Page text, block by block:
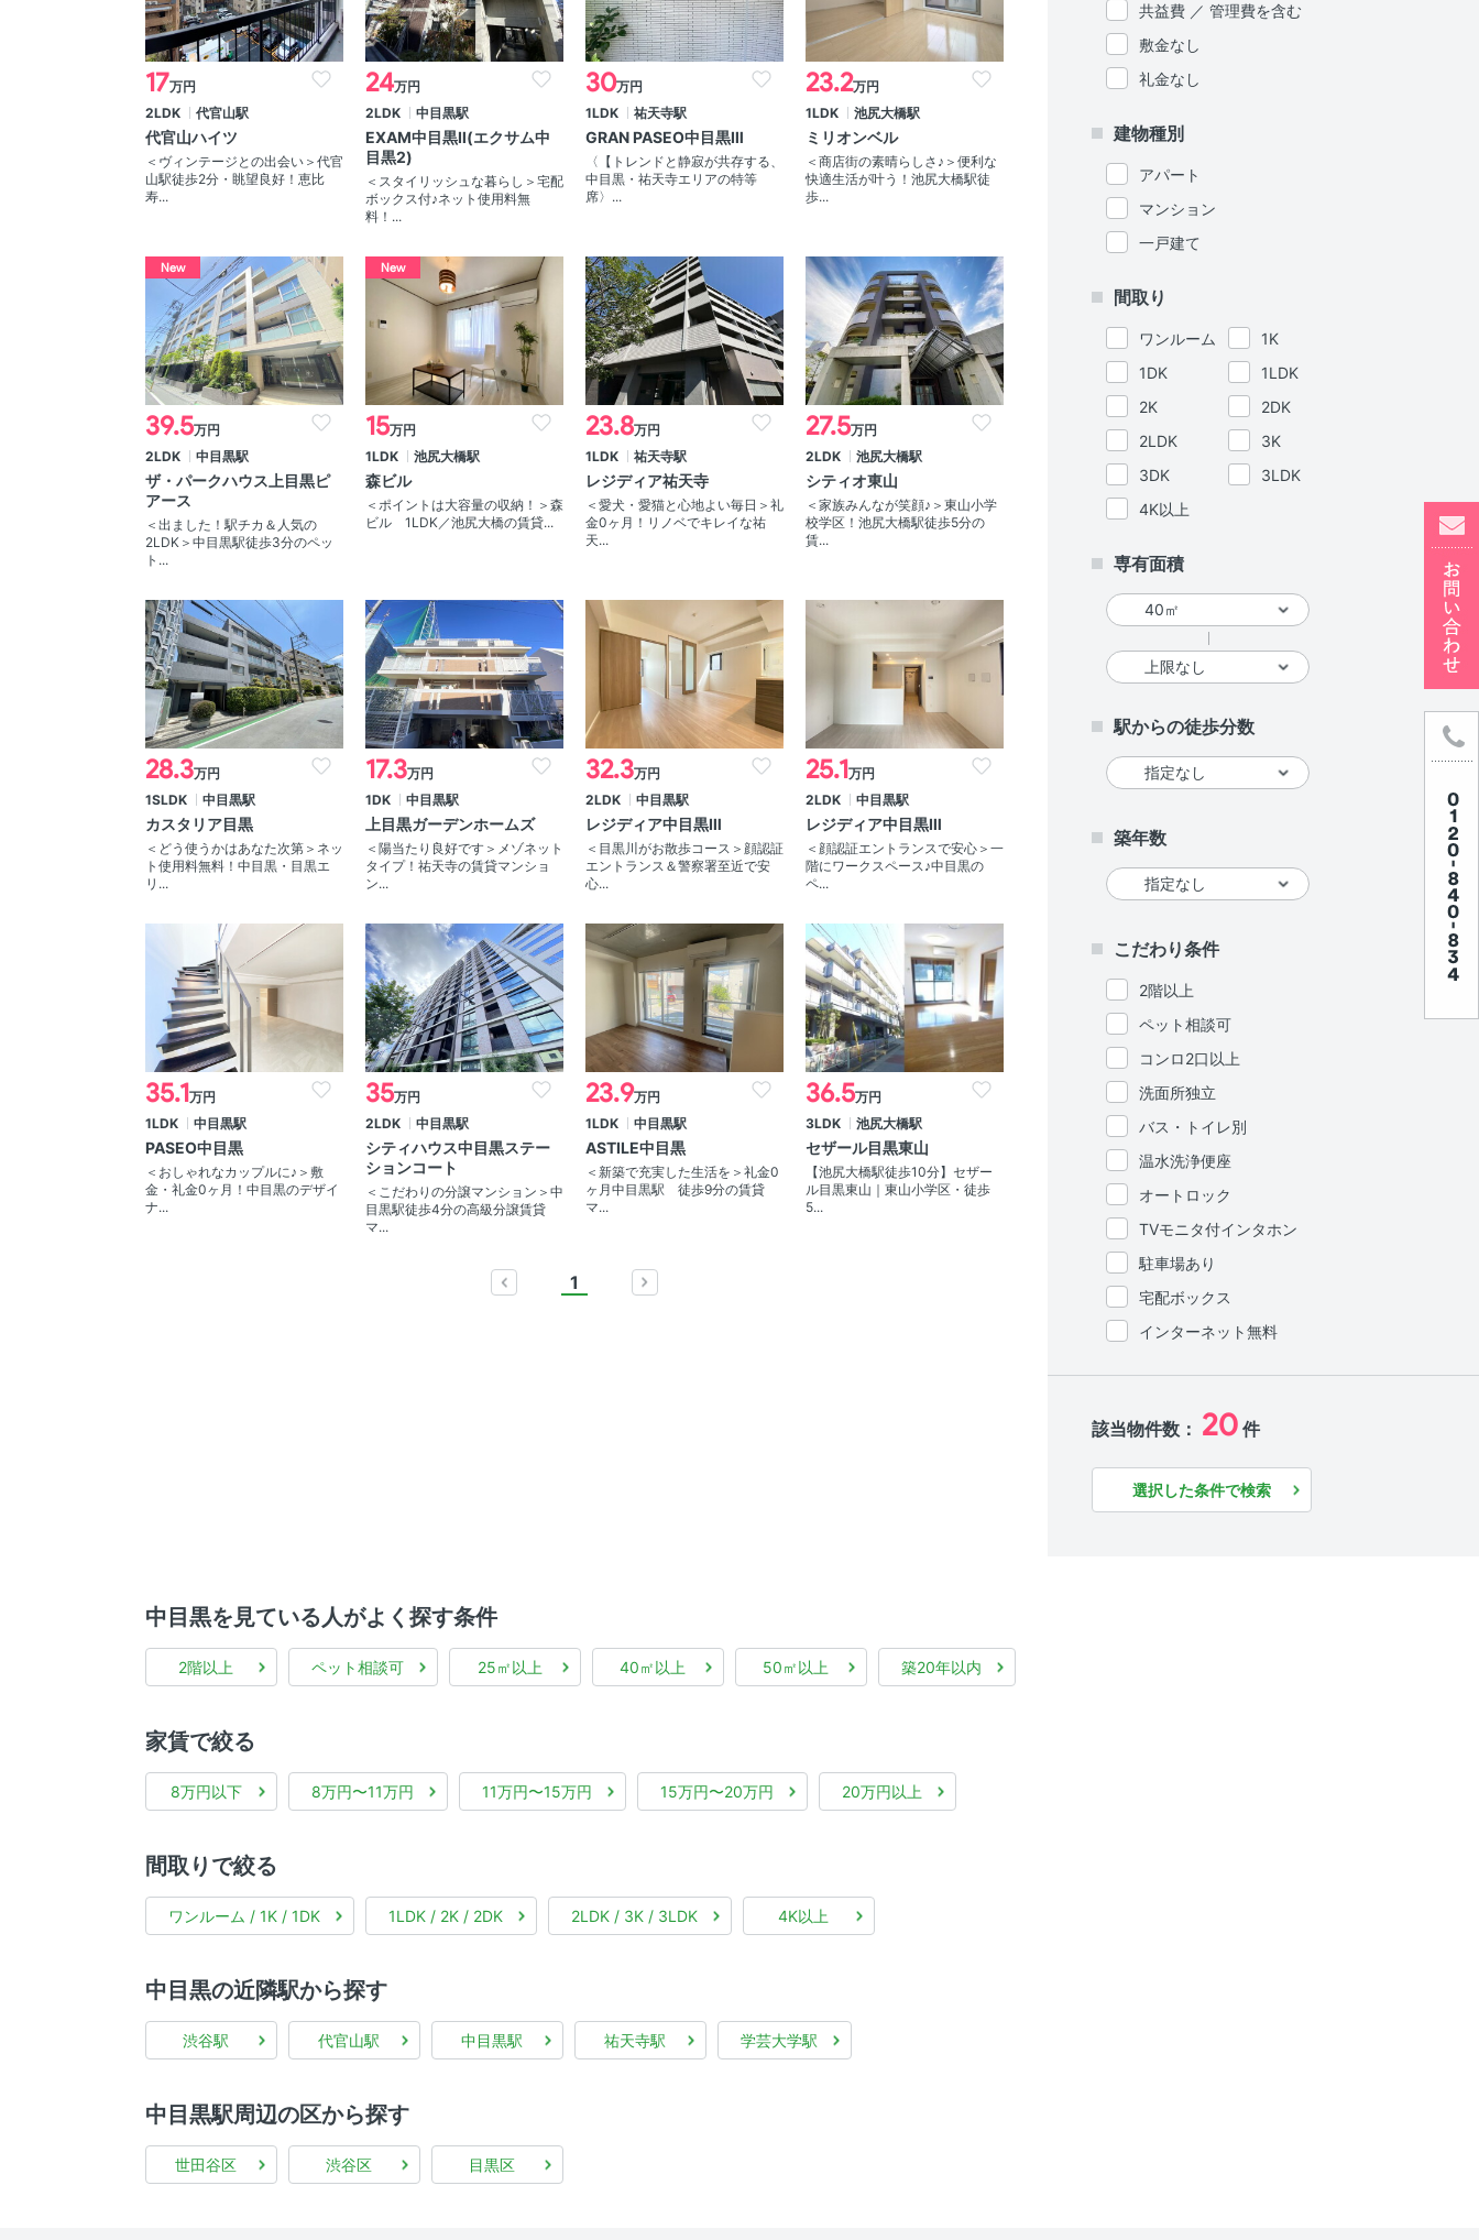
17万円
2LDK
代官山駅
代官山ハイツ
＜ヴィンテージとの出会い＞代官
山駅徒歩2分・眺望良好！恵比
寿...
24万円
2LDK
中目黒駅
EXAM中目黒Ⅱ(エクサム中
目黒2)
＜スタイリッシュな暮らし＞宅配
ボックス付♪ネット使用料無
料！...
30万円
1LDK
祐天寺駅
GRAN PASEO中目黒Ⅲ
〈【トレンドと静寂が共存する、
中目黒・祐天寺エリアの特等
席〉...
23.2万円
1LDK
池尻大橋駅
ミリオンベル
＜商店街の素晴らしさ♪＞便利な
快適生活が叶う！池尻大橋駅徒
歩...
New
39.5万円
2LDK
中目黒駅
ザ・パークハウス上目黒ピ
アース
＜出ました！駅チカ＆人気の
2LDK＞中目黒駅徒歩3分のペッ
ト...
New
15万円
1LDK
池尻大橋駅
森ビル
＜ポイントは大容量の収納！＞森
ビル 1LDK／池尻大橋の賃貸...
23.8万円
1LDK
祐天寺駅
レジディア祐天寺
＜愛犬・愛猫と心地よい毎日＞礼
金0ヶ月！リノベでキレイな祐
天...
27.5万円
2LDK
池尻大橋駅
シティオ東山
＜家族みんなが笑顔♪＞東山小学
校学区！池尻大橋駅徒歩5分の
賃...
28.3万円
1SLDK
中目黒駅
カスタリア目黒
＜どう使うかはあなた次第＞ネッ
ト使用料無料！中目黒・目黒エ
リ...
17.3万円
1DK
中目黒駅
上目黒ガーデンホームズ
＜陽当たり良好です＞メゾネット
タイプ！祐天寺の賃貸マンショ
ン...
32.3万円
2LDK
中目黒駅
レジディア中目黒Ⅲ
＜目黒川がお散歩コース＞顔認証
エントランス＆警察署至近で安
心...
25.1万円
2LDK
中目黒駅
レジディア中目黒Ⅲ
＜顔認証エントランスで安心＞一
階にワークスペース♪中目黒の
ペ...
35.1万円
1LDK
中目黒駅
PASEO中目黒
＜おしゃれなカップルに♪＞敷
金・礼金0ヶ月！中目黒のデザイ
ナ...
35万円
2LDK
中目黒駅
シティハウス中目黒ステー
ションコート
＜こだわりの分譲マンション＞中
目黒駅徒歩4分の高級分譲賃貸
マ...
23.9万円
1LDK
中目黒駅
ASTILE中目黒
＜新築で充実した生活を＞礼金0
ヶ月中目黒駅 徒歩9分の賃貸
マ...
36.5万円
3LDK
池尻大橋駅
セザール目黒東山
【池尻大橋駅徒歩10分】セザー
ル目黒東山｜東山小学区・徒歩
5...
prev
1
共益費 ／ 管理費を含む
敷金なし
礼金なし
建物種別
アパート
マンション
一戸建て
間取り
ワンルーム
1K
1DK
1LDK
2K
2DK
2LDK
3K
3DK
3LDK
4K以上
専有面積
駅からの徒歩分数
築年数
こだわり条件
2階以上
ペット相談可
コンロ2口以上
洗面所独立
バス・トイレ別
温水洗浄便座
オートロック
TVモニタ付インタホン
駐車場あり
宅配ボックス
インターネット無料
該当物件数： 20 件
選択した条件で検索
中目黒を見ている人がよく探す条件
2階以上 ペット相談可 25㎡以上 40㎡以上 50㎡以上 築20年以内
家賃で絞る
8万円以下 8万円〜11万円 11万円〜15万円 15万円〜20万円 20万円以上
間取りで絞る
ワンルーム / 1K / 1DK 1LDK / 2K / 2DK 2LDK / 3K / 3LDK 4K以上
中目黒の近隣駅から探す
渋谷駅 代官山駅 中目黒駅 祐天寺駅 学芸大学駅
中目黒駅周辺の区から探す
世田谷区 渋谷区 目黒区